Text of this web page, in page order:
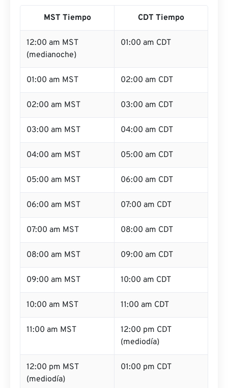
MST Tiempo CDT Tiempo
12:00 am MST
(medianoche)
01:00 am CDT
01:00 am MST 02:00 am CDT
02:00 am MST 03:00 am CDT
03:00 am MST 04:00 am CDT
04:00 am MST 05:00 am CDT
05:00 am MST 06:00 am CDT
06:00 am MST 07:00 am CDT
07:00 am MST 08:00 am CDT
08:00 am MST 09:00 am CDT
09:00 am MST 10:00 am CDT
10:00 am MST 11:00 am CDT
11:00 am MST
12:00 pm CDT
(mediodía)
12:00 pm MST
(mediodía)
01:00 pm CDT